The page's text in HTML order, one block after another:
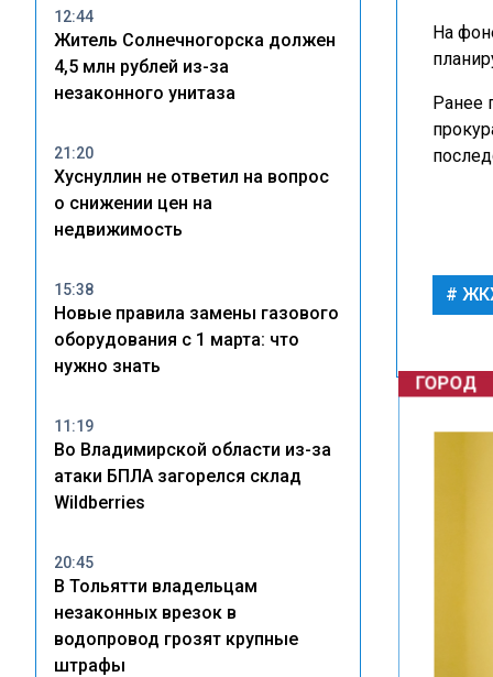
12:44
Житель Солнечногорска должен
4,5 млн рублей из-за
незаконного унитаза
21:20
Хуснуллин не ответил на вопрос
о снижении цен на
недвижимость
15:38
Новые правила замены газового
оборудования с 1 марта: что
нужно знать
11:19
Во Владимирской области из-за
атаки БПЛА загорелся склад
Wildberries
20:45
В Тольятти владельцам
незаконных врезок в
водопровод грозят крупные
штрафы
На
Ранее
ГОРОД